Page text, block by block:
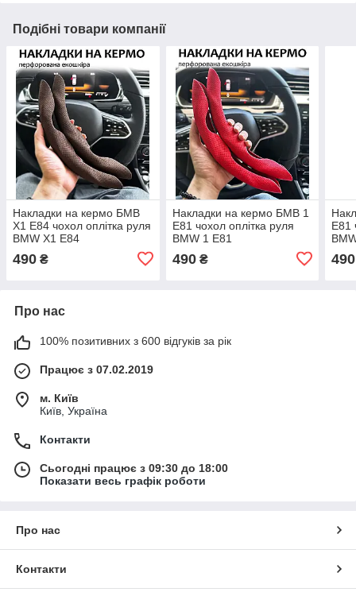
Подібні товари компанії
Накладки на кермо БМВ
Х1 Е84 чохол оплітка руля
BMW X1 E84
490 ₴
Накладки на кермо БМВ 1
Е81 чохол оплітка руля
BMW 1 E81
490₴
Е81
490
Про нас
100% позитивних з 600 відгуків за рік
Працює з 07.02.2019
м. Київ
Київ, Україна
Контакти
Сьогодні працює з 09:30 до 18:00
Показати весь графік роботи
Про нас
Контакти